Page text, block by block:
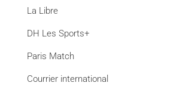
La Libre
DH Les Sports+
Paris Match
Courrier international